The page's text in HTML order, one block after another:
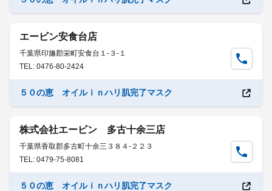
エービン安食台店
千葉県印旛郡栄町安食台１-３-１
TEL: 0476-80-2424
５０の恵 オイルｉｎハリ肌完了マスク
株式会社エービン 多古十余三店
千葉県香取郡多古町十余三３８４-２２３
TEL: 0479-75-8081
５０の恵 オイルｉｎハリ肌完了マスク